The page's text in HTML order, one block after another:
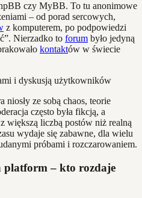
czy MyBB. To tu anonimowe
– od porad sercowych,
z komputerem, po podpowiedzi
Nierzadko to forum było jedyną
kontaktów w świecie
ze sobą chaos, teorie
często była fikcją, a
większą liczbą postów niż realną
wydaje się zabawne, dla wielu
próbami i rozczarowaniem.
platform – kto rozdaje